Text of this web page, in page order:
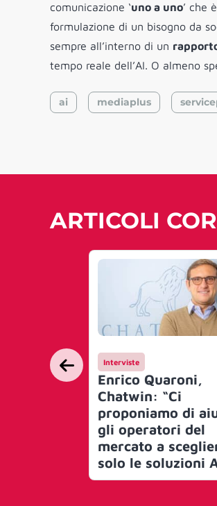
comunicazione ‘uno a uno’ che
formulazione di un bisogno da
sempre all’interno di un
tempo reale dell’AI. O almeno
ai mediaplus
ARTICOLI
Interviste
Enrico Quaroni,
Chatwin: “Ci
proponiamo di
gli operatori del
mercato a
solo le soluzioni
hanno una